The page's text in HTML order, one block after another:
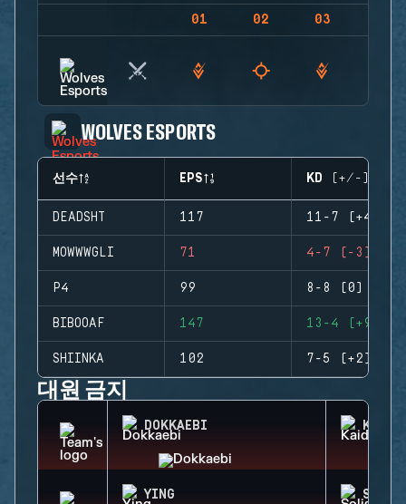
01 02 03
WOLVES ESPORTS
선수 EPS KD (+/-)
DEADSHT 117 11-7 (+4)
MOWWWGLI 71 4-7 (-3)
P4 99 8-8 (0)
BIBOOAF 147 13-4 (+9)
SHIINKA 102 7-5 (+2)
대원 금지
DOKKAEBI KAID
YING SOLIS